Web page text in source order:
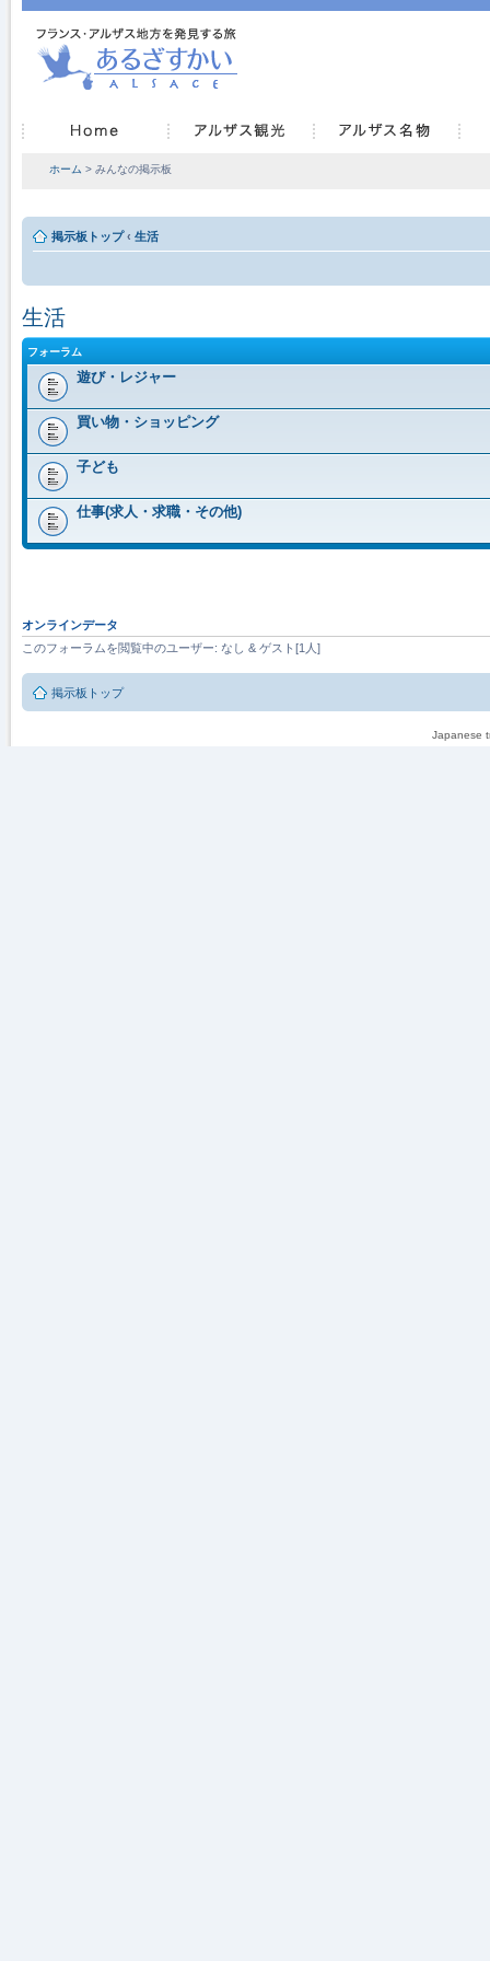
ホーム > みんなの掲示板
掲示板トップ ‹ 生活
生活
フォーラム
遊び・レジャー
買い物・ショッピング
子ども
仕事(求人・求職・その他)
オンラインデータ
このフォーラムを閲覧中のユーザー: なし & ゲスト[1人]
掲示板トップ
Japanese